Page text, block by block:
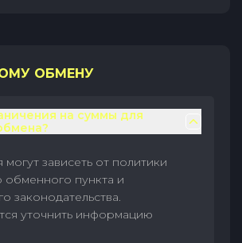
ОБМЕНУ
на суммы для
зависеть от политики
обменного пункта и
законодательства.
уточнить информацию